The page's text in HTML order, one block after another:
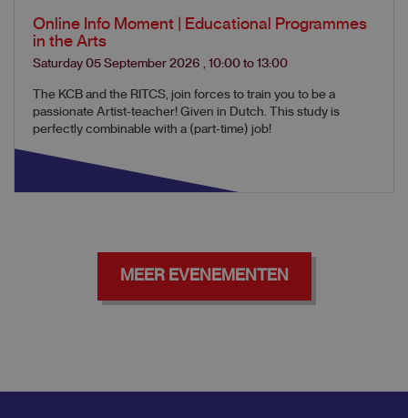
Online Info Moment | Educational Programmes
in the Arts
Saturday 05 September 2026 , 10:00 to 13:00
The KCB and the RITCS, join forces to train you to be a
passionate Artist-teacher! Given in Dutch. This study is
perfectly combinable with a (part-time) job!
MEER EVENEMENTEN